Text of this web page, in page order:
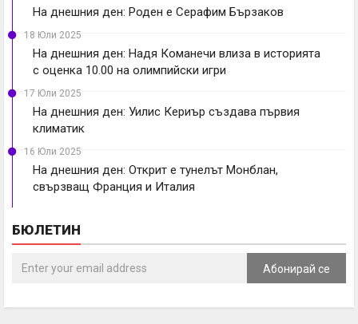
На днешния ден: Роден е Серафим Бързаков
18 Юли 2025
На днешния ден: Надя Команечи влиза в историята
с оценка 10.00 на олимпийски игри
17 Юли 2025
На днешния ден: Уилис Кериър създава първия
климатик
16 Юли 2025
На днешния ден: Открит е тунелът Монблан,
свързващ Франция и Италия
БЮЛЕТИН
Абонирай се